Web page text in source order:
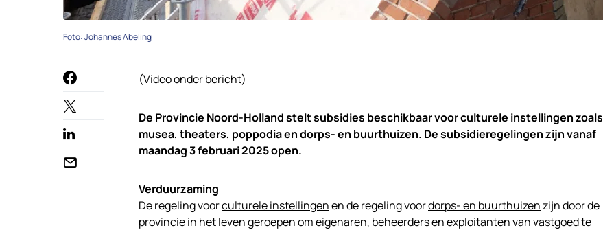
Foto: Johannes Abeling
(Video onder bericht)
De Provincie Noord-Holland stelt subsidies beschikbaar voor culturele instellingen zoals
musea, theaters, poppodia en dorps- en buurthuizen. De subsidieregelingen zijn vanaf
maandag 3 februari 2025 open.
Verduurzaming
De regeling voorculturele instellingenen de regeling voordorps- en buurthuizenzijn door de
provincie in het leven geroepen om eigenaren, beheerders en exploitanten van vastgoed te